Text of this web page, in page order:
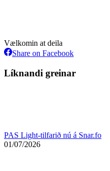
Vælkomin at deila
Share on FacebookShare
Facebook
Líknandi greinar
PAS Light-tilfarið nú á Snar.fo
01/07/2026